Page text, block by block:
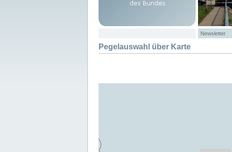
Newsletter
Pegelauswahl über Karte